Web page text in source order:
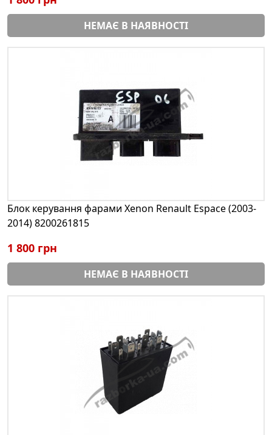
НЕМАЄ В НАЯВНОСТІ
Блок керування фарами Xenon Renault Espace (2003-
2014) 8200261815
1 800 грн
НЕМАЄ В НАЯВНОСТІ